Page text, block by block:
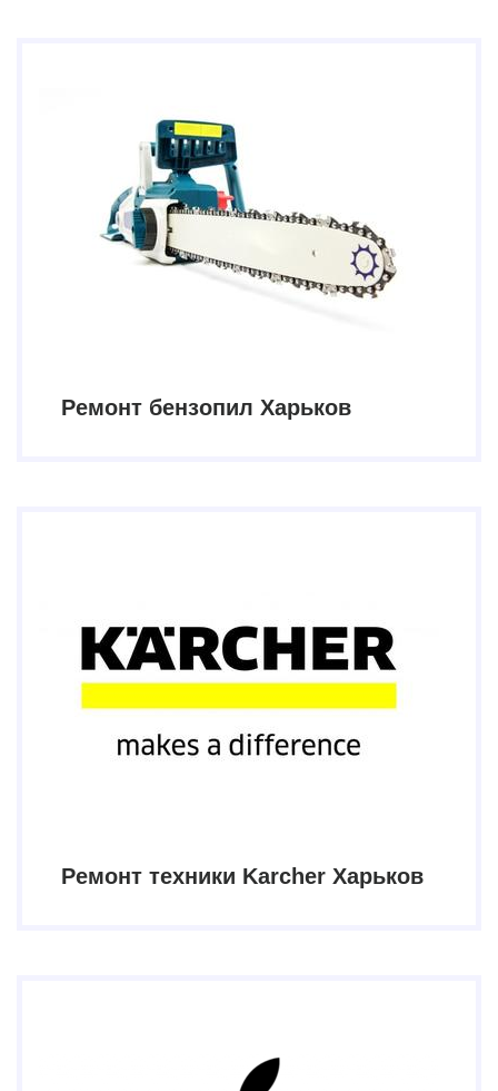
Ремонт бензопил Харьков
Ремонт техники Karcher Харьков